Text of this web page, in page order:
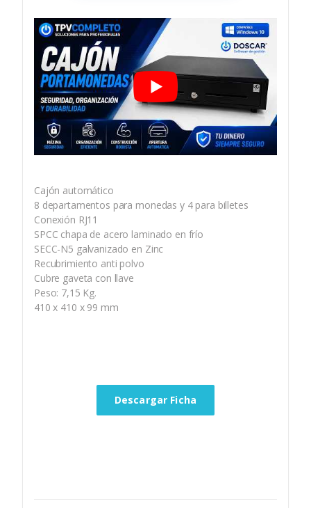
Cajón automático
8 departamentos para monedas y 4 para billetes
Conexión RJ11
SPCC chapa de acero laminado en frío
SECC-N5 galvanizado en Zinc
Recubrimiento anti polvo
Cubre gaveta con llave
Peso: 7,15 Kg.
410 x 410 x 99 mm
Descargar Ficha